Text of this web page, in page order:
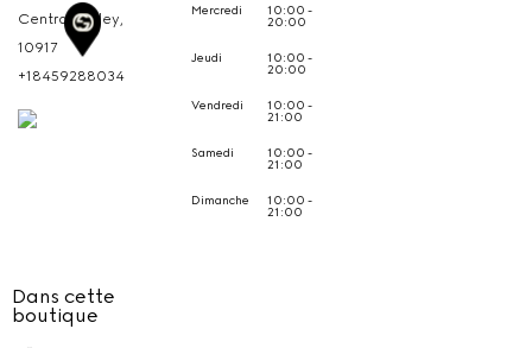
Central Valley,
10917
+18459288034
Mercredi 10:00 -
20:00
Jeudi 10:00 -
20:00
Vendredi 10:00 -
21:00
Samedi 10:00 -
21:00
Dimanche 10:00 -
21:00
Dans cette
boutique